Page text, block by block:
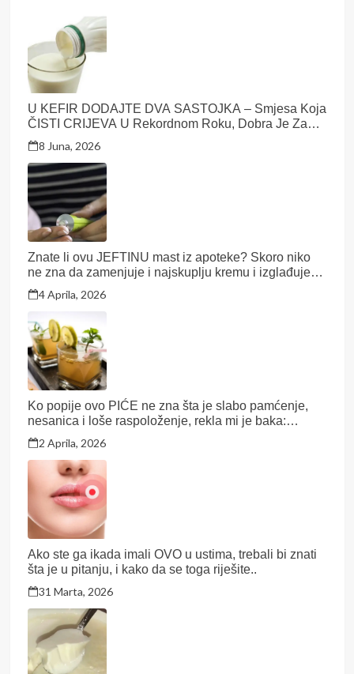
U KEFIR DODAJTE DVA SASTOJKA – Smjesa Koja
ČISTI CRIJEVA U Rekordnom Roku, Dobra Je Za
PROBAVU I Varenje
8 Juna, 2026
Znate li ovu JEFTINU mast iz apoteke? Skoro niko
ne zna da zamenjuje i najskuplju kremu i izglađuje
bore kao pegla!
4 Aprila, 2026
Ko popije ovo PIĆE ne zna šta je slabo pamćenje,
nesanica i loše raspoloženje, rekla mi je baka:
Zamijenite KAFU za ovo staro čudo!
2 Aprila, 2026
Ako ste ga ikada imali OVO u ustima, trebali bi znati
šta je u pitanju, i kako da se toga riješite..
31 Marta, 2026